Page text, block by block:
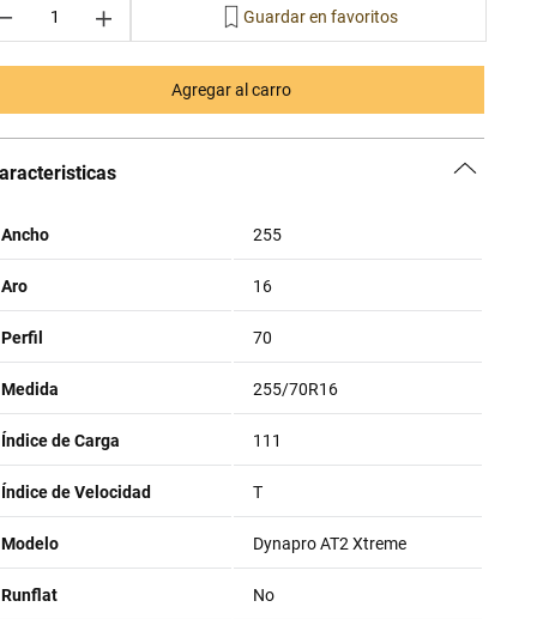
＋
Agregar al carro
Ancho 255
Aro 16
Perfil 70
Medida 255/70R16
Índice de Carga 111
Índice de Velocidad T
Modelo Dynapro AT2 Xtreme
Runflat No